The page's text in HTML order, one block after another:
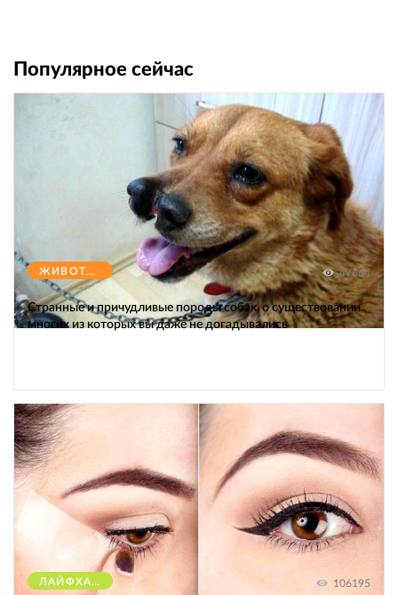
Популярное сейчас
ЖИВОТНЫЕ 47664
Странные и причудливые породы собак, о существовании
многих из которых вы даже не догадывались
ЛАЙФХАКИ 106195